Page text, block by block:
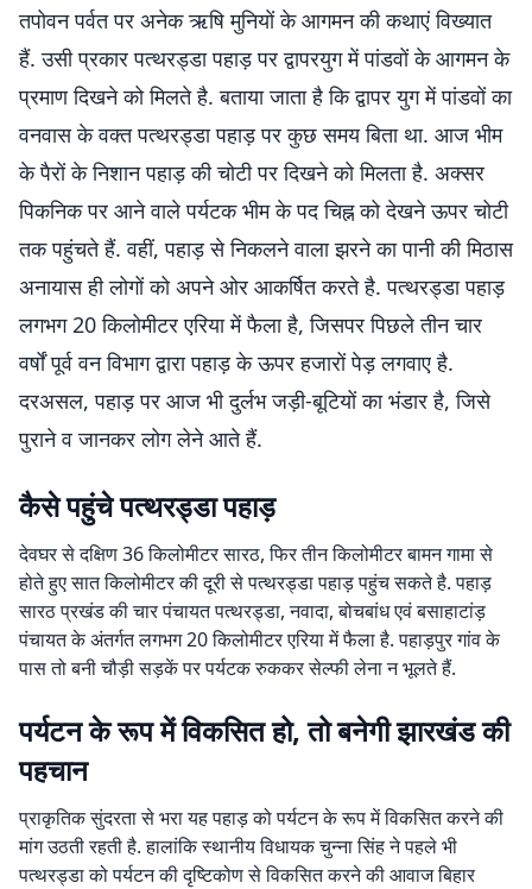
तपोवन पर्वत पर अनेक ऋषि मुनियों के आगमन की कथाएं विख्यात
हैं. उसी प्रकार पत्थरड्डा पहाड़ पर द्वापरयुग में पांडवों के आगमन के
प्रमाण दिखने को मिलते है. बताया जाता है कि द्वापर युग में पांडवों का
वनवास के वक्त पत्थरड्डा पहाड़ पर कुछ समय बिता था. आज भीम
के पैरों के निशान पहाड़ की चोटी पर दिखने को मिलता है. अक्सर
पिकनिक पर आने वाले पर्यटक भीम के पद चिह्न को देखने ऊपर चोटी
तक पहुंचते हैं. वहीं, पहाड़ से निकलने वाला झरने का पानी की मिठास
अनायास ही लोगों को अपने ओर आकर्षित करते है. पत्थरड्डा पहाड़
लगभग 20 किलोमीटर एरिया में फैला है, जिसपर पिछले तीन चार
वर्षों पूर्व वन विभाग द्वारा पहाड़ के ऊपर हजारों पेड़ लगवाए है.
दरअसल, पहाड़ पर आज भी दुर्लभ जड़ी-बूटियों का भंडार है, जिसे
पुराने व जानकर लोग लेने आते हैं.
कैसे पहुंचे पत्थरड्डा पहाड़
देवघर से दक्षिण 36 किलोमीटर सारठ, फिर तीन किलोमीटर बामन गामा से
होते हुए सात किलोमीटर की दूरी से पत्थरड्डा पहाड़ पहुंच सकते है. पहाड़
सारठ प्रखंड की चार पंचायत पत्थरड्डा, नवादा, बोचबांध एवं बसाहाटांड़
पंचायत के अंतर्गत लगभग 20 किलोमीटर एरिया में फैला है. पहाड़पुर गांव के
पास तो बनी चौड़ी सड़कें पर पर्यटक रुककर सेल्फी लेना न भूलते हैं.
पर्यटन के रूप में विकसित हो, तो बनेगी झारखंड की
पहचान
प्राकृतिक सुंदरता से भरा यह पहाड़ को पर्यटन के रूप में विकसित करने की
मांग उठती रहती है. हालांकि स्थानीय विधायक चुन्ना सिंह ने पहले भी
पत्थरड्डा को पर्यटन की दृष्टिकोण से विकसित करने की आवाज बिहार